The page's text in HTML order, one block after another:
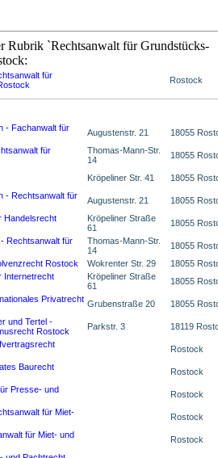
Rubrik `Rechtsanwalt für Grundstücks-
für
Rostock
- Fachanwalt für
Augustenstr. 21
18055
für
Thomas-Mann-Str.
14
18055
Kröpeliner Str. 41
18055
- Rechtsanwalt für
Augustenstr. 21
18055
Handelsrecht
Kröpeliner Straße
61
18055
Rechtsanwalt für
Thomas-Mann-Str.
14
18055
Rostock
Wokrenter Str. 29
18055
Internetrecht
Kröpeliner Straße
61
18055
Privatrecht Grubenstraße 20
18055
und Tertel -
Rostock
Parkstr. 3
18119
Rostock
Baurecht
Rostock
Presse- und
Rostock
für Miet-
Rostock
für Miet- und
Rostock